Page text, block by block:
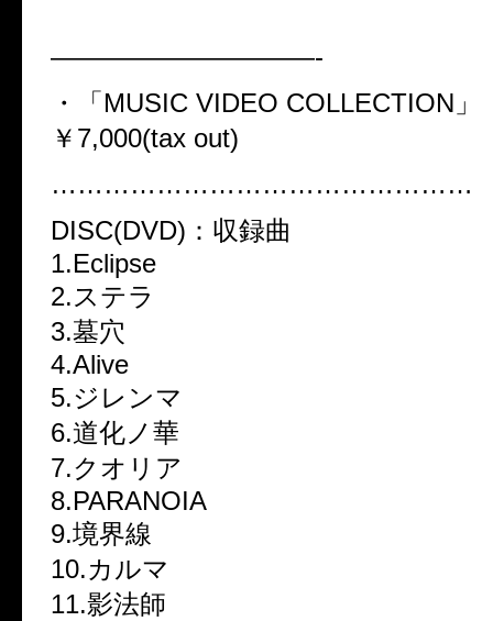
——————————-
・「MUSIC VIDEO COLLECTION」
￥7,000(tax out)
…………………………………………
DISC(DVD)：収録曲
1.Eclipse
2.ステラ
3.墓穴
4.Alive
5.ジレンマ
6.道化ノ華
7.クオリア
8.PARANOIA
9.境界線
10.カルマ
11.影法師